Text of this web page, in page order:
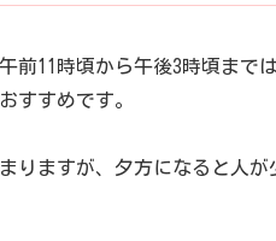
前11時頃から午後3時頃まで
すすめです。
りますが、夕方になると人